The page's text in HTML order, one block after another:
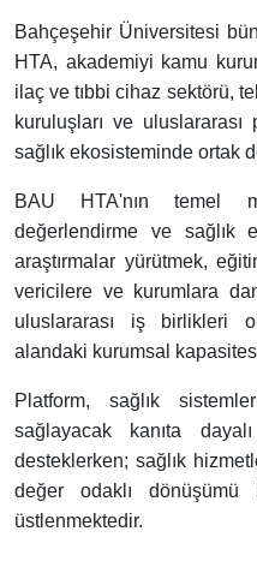
Bahçeşehir Üniversitesi
HTA, akademiyi kamu
ilaç ve tıbbi cihaz sektörü,
kuruluşları ve
sağlık ekosisteminde ortak
BAU HTA'nın temel
değerlendirme ve sağlık
araştırmalar yürütmek,
vericilere ve kurumlara
uluslararası iş birlikleri
alandaki kurumsal
Platform, sağlık
sağlayacak kanıta
desteklerken; sağlık
değer odaklı dönüşümü
üstlenmektedir.